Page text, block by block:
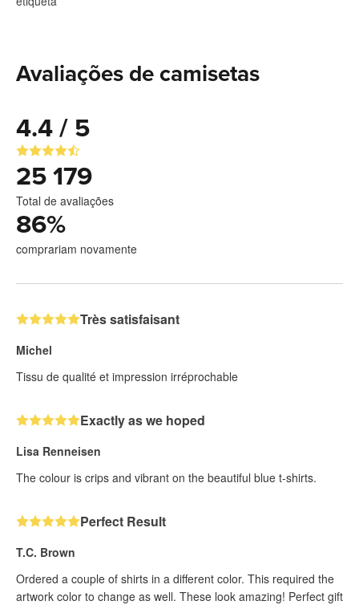
Avaliações de camisetas
4.4 / 5
25 179
Total de avaliações
86%
comprariam novamente
Très satisfaisant
Michel
Tissu de qualité et impression irréprochable
Exactly as we hoped
Lisa Renneisen
The colour is crips and vibrant on the beautiful blue t-shirts.
Perfect Result
T.C. Brown
Ordered a couple of shirts in a different color. This required the
artwork color to change as well. These look amazing! Perfect gift